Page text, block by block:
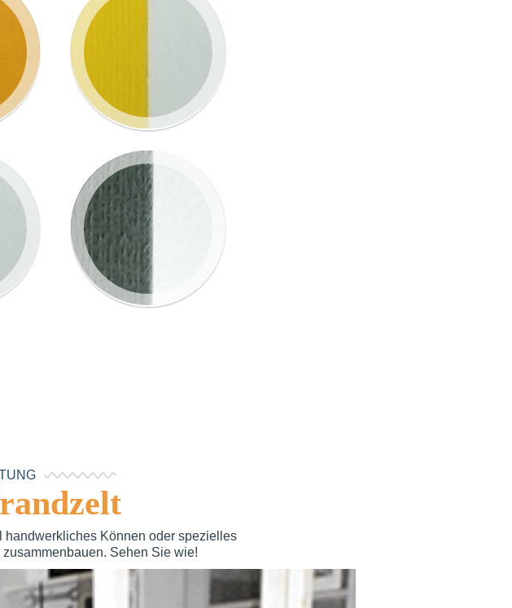
Können oder spezielles
Sehen Sie wie!